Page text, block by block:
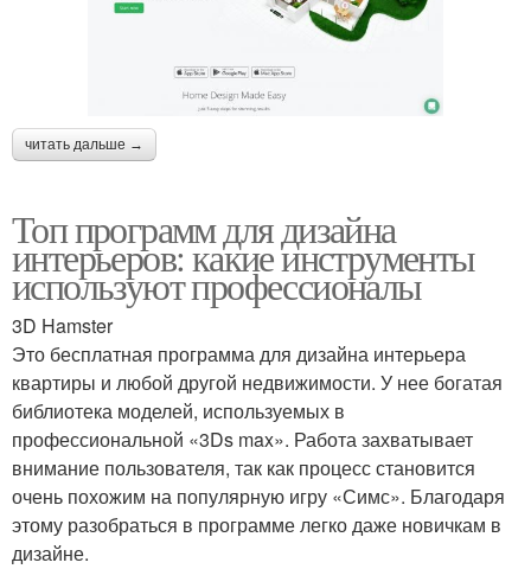
читать дальше →
Топ программ для дизайна
интерьеров: какие инструменты
используют профессионалы
3D Hamster
Это бесплатная программа для дизайна интерьера
квартиры и любой другой недвижимости. У нее богатая
библиотека моделей, используемых в
профессиональной «3Ds max». Работа захватывает
внимание пользователя, так как процесс становится
очень похожим на популярную игру «Симс». Благодаря
этому разобраться в программе легко даже новичкам в
дизайне.